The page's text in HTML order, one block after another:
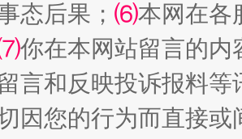
划来了！等你上场
态后果； ⑹本网在各
你在本网站留言的内
言和反映投诉报料
因您的行为而直接